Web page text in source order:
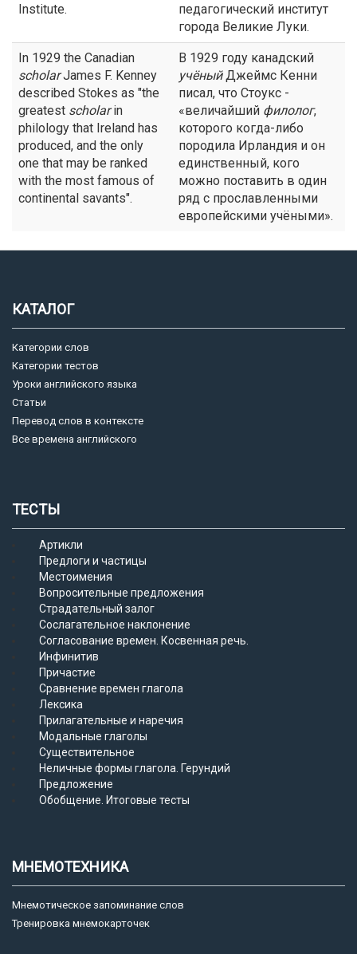
Institute.
педагогический институт
города Великие Луки.
In 1929 the Canadian
scholarJames F. Kenney
described Stokes as "the
greatest scholarin
philology that Ireland has
produced, and the only
one that may be ranked
with the most famous of
continental savants".
В 1929 году канадский
учёныйДжеймс Кенни
писал, что Стоукс -
«величайший филолог,
которого когда-либо
породила Ирландия и он
единственный, кого
можно поставить в один
ряд с прославленными
европейскими учёными».
КАТАЛОГ
Категории слов
Категории тестов
Уроки английского языка
Статьи
Перевод слов в контексте
Все времена английского
ТЕСТЫ
Артикли
Предлоги и частицы
Местоимения
Вопросительные предложения
Страдательный залог
Сослагательное наклонение
Согласование времен. Косвенная речь.
Инфинитив
Причастие
Сравнение времен глагола
Лексика
Прилагательные и наречия
Модальные глаголы
Существительное
Неличные формы глагола. Герундий
Предложение
Обобщение. Итоговые тесты
МНЕМОТЕХНИКА
Мнемотическое запоминание слов
Тренировка мнемокарточек